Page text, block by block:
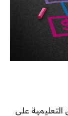
التعليمية على